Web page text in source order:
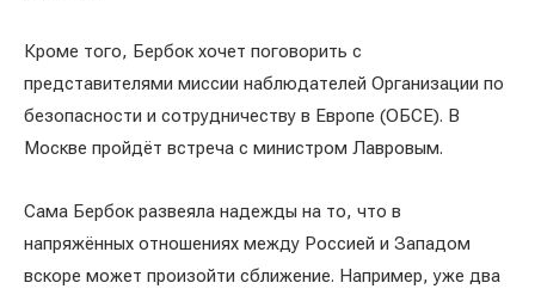
Кроме того, Бербок хочет поговорить с
представителями миссии наблюдателей Организации по
безопасности и сотрудничеству в Европе (ОБСЕ). В
Москве пройдёт встреча с министром Лавровым.
Сама Бербок развеяла надежды на то, что в
напряжённых отношениях между Россией и Западом
вскоре может произойти сближение. Например, уже два